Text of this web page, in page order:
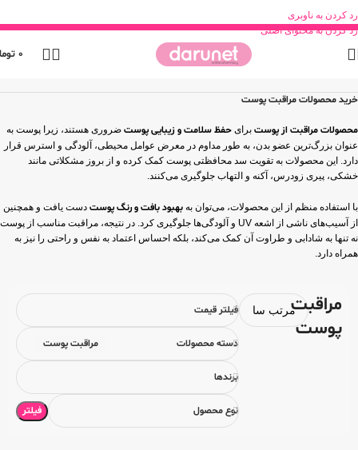
رد کردن به ناوبری
رد کردن به محتوای اصلی
0
خانه مراقبت پوست
خرید محصولات مراقبت پوست
محصولات مراقبت از پوست برای حفظ سلامت و زیبایی پوست ضروری هستند، زیرا پوست به
عنوان بزرگ‌ترین عضو بدن، به طور مداوم در معرض عوامل محیطی، آلودگی و استرس قرار
دارد. این محصولات به تقویت سد محافظتی پوست کمک کرده و از بروز مشکلاتی مانند
خشکی، پیری زودرس، آکنه و التهاب جلوگیری می‌کنند.
با استفاده منظم از این محصولات، می‌توان به بهبود بافت و رنگ پوست دست یافت و همچنین
از آسیب‌های ناشی از اشعه UV و آلودگی‌ها جلوگیری کرد. در نتیجه، مراقبت مناسب از پوست
نه تنها به شادابی و طراوت آن کمک می‌کند، بلکه احساس اعتماد به نفس و راحتی را نیز به
همراه دارد.
مراقبت
پوست
فیلتر قیمت
دسته محصولات مراقبت پوست
برندها
نوع محصول فیلتر